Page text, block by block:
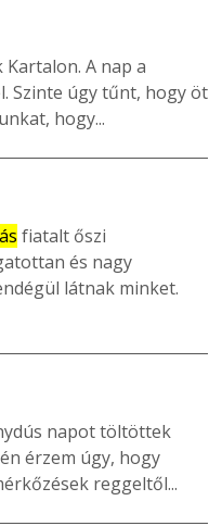
A nap a
Szinte úgy tűnt, hogy öt
hogy...
fiatalt őszi
és nagy
látnak minket.
napot töltöttek
érzem úgy, hogy
reggeltől...